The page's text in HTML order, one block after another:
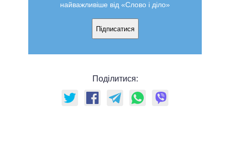
найважливіше від «Слово і діло»
Підписатися
Поділитися: